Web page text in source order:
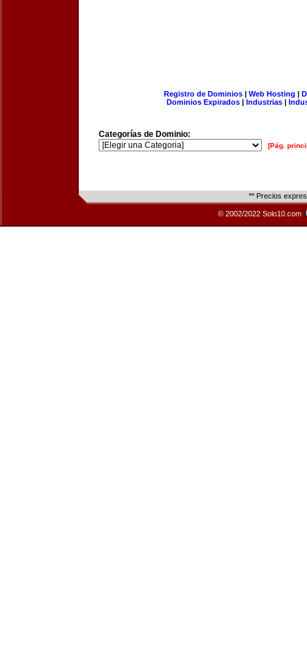
Registro de Dominios| Web Hosting |
Dominios Expirados | Industrias |
Categorías de Dominio:
[Pág.
** Precios
© 2002/2022 Solo10.com